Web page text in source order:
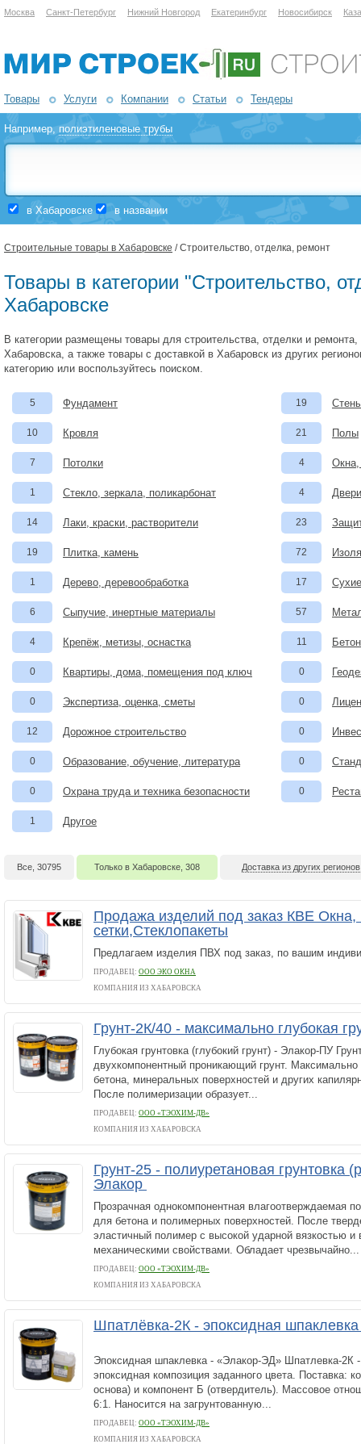
Москва Санкт-Петербург Нижний Новгород Екатеринбург Новосибирск
Товары Услуги Компании Статьи Тендеры
Например,полиэтиленовые трубы
в Хабаровске в названии
Строительные товары в Хабаровске / Строительство, отделка, ремонт
Товары в категории "Строительство,
Хабаровске
В категории размещены товары для строительства, отделки и
Хабаровска, а также товары с доставкой в Хабаровск из других
категорию или воспользуйтесь поиском.
5 Фундамент 19
10 Кровля 21 Полы
7 Потолки 4
1 Стекло, зеркала, поликарбонат 4
14 Лаки, краски, растворители 23
19 Плитка, камень 72
1 Дерево, деревообработка 17
6 Сыпучие, инертные материалы 57
4 Крепёж, метизы, оснастка 11
0 Квартиры, дома, помещения под ключ 0
0 Экспертиза, оценка, сметы 0
12 Дорожное строительство 0
0 Образование, обучение, литература 0
0 Охрана труда и техника безопасности 0
1 Другое
Все, 30795 Только в Хабаровске, 308 Доставка из других
Продажа изделий под заказ КВЕ
сетки,Стеклопакеты
Предлагаем изделия ПВХ под заказ, по вашим
ПРОДАВЕЦ: ООО ЭКО ОКНА
КОМПАНИЯ ИЗ ХАБАРОВСКА
Грунт-2К/40 - максимально глубокая
Глубокая грунтовка (глубокий грунт) - Элакор-ПУ
двухкомпонентный проникающий грунт. Максимально
бетона, минеральных поверхностей и других
После полимеризации образует...
ПРОДАВЕЦ: ООО «ТЭОХИМ-ДВ»
КОМПАНИЯ ИЗ ХАБАРОВСКА
Грунт-25 - полиуретановая грунтовка
Элакор
Прозрачная однокомпонентная влагоотверждаемая
для бетона и полимерных поверхностей. После
эластичный полимер с высокой ударной вязкостью и
механическими свойствами. Обладает чрезвычайно...
ПРОДАВЕЦ: ООО «ТЭОХИМ-ДВ»
КОМПАНИЯ ИЗ ХАБАРОВСКА
Шпатлёвка-2К - эпоксидная
Эпоксидная шпаклевка - «Элакор-ЭД» Шпатлевка-2К
эпоксидная композиция заданного цвета. Поставка:
основа) и компонент Б (отвердитель). Массовое
6:1. Наносится на загрунтованную...
ПРОДАВЕЦ: ООО «ТЭОХИМ-ДВ»
КОМПАНИЯ ИЗ ХАБАРОВСКА